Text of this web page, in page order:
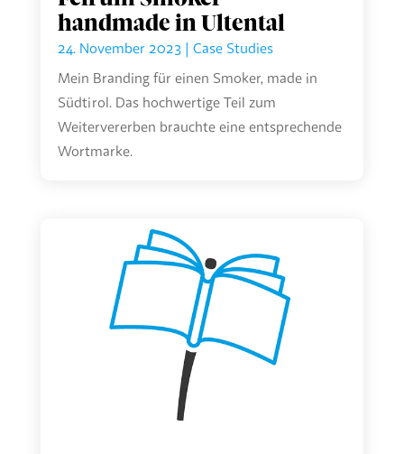
handmade in Ultental
24. November 2023| Case Studies
Mein Branding für einen Smoker, made in
Südtirol. Das hochwertige Teil zum
Weitervererben brauchte eine entsprechende
Wortmarke.